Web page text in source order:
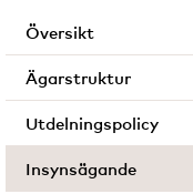
Översikt
Ägarstruktur
Utdelningspolicy
Insynsägande